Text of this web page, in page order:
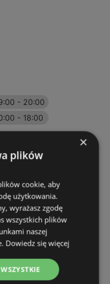
- 20:00
- 18:00
×
plików
cookie, aby
użytkowania.
wyrażasz zgodę
wszystkich plików
naszej
Dowiedz się więcej